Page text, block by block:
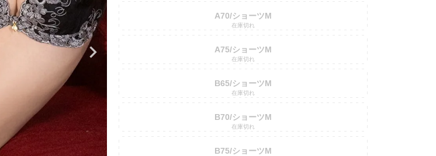
A70/ショーツM
在庫切れ
A75/ショーツM
在庫切れ
B65/ショーツM
在庫切れ
B70/ショーツM
在庫切れ
B75/ショーツM